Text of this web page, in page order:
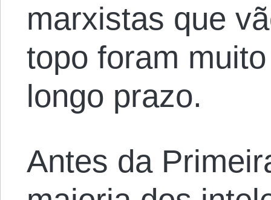
marxistas que
topo foram
longo prazo.
Antes da